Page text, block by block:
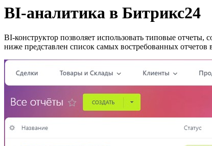
BI-аналитика в Битрикс24
BI-конструктор позволяет использовать типовые
ниже представлен список самых востребованных отчетов